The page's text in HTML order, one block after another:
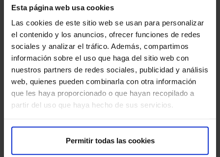
Esta página web usa cookies
Las cookies de este sitio web se usan para personalizar
el contenido y los anuncios, ofrecer funciones de redes
sociales y analizar el tráfico. Además, compartimos
información sobre el uso que haga del sitio web con
nuestros partners de redes sociales, publicidad y análisis
web, quienes pueden combinarla con otra información
que les haya proporcionado o que hayan recopilado a
partir del uso que haya hecho de sus servicios.
Permitir todas las cookies
Este enfoque se centra en explorar los procesos
inconscientes que influyen en el comportamiento y las
emociones. La psicoterapia psicodinámicaayuda a
los pacientes a tomar conciencia de los conflictos
internos y las experiencias pasadas que pueden estar
afectando su vida actual. Es útil en el tratamiento de
trastornos emocionales complejos, problemas de
relación y dificultades relacionadas con la autoestima.
Basada en lateoría humanista, este enfoque pone
énfasis en el autoconocimiento, el crecimiento